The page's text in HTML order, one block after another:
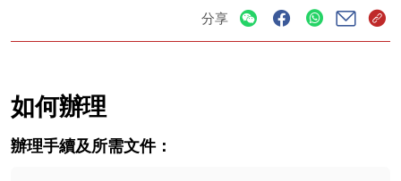
分享
如何辦理
辦理手續及所需文件：